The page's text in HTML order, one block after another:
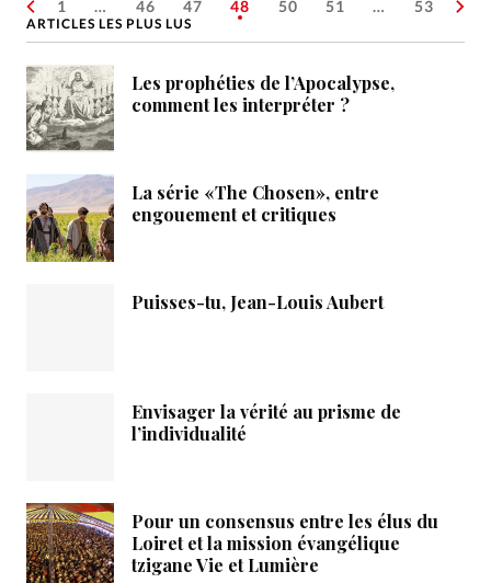
1 … 46 47 48 50 51 … 53
ARTICLES LES PLUS LUS
Les prophéties de l’Apocalypse,
comment les interpréter ?
La série «The Chosen», entre
engouement et critiques
Puisses-tu, Jean-Louis Aubert
Envisager la vérité au prisme de
l’individualité
Pour un consensus entre les élus du
Loiret et la mission évangélique
tzigane Vie et Lumière